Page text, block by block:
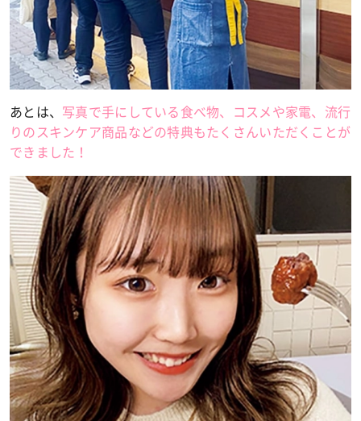
あとは、 写真で手にしている食べ物、コスメや家電、流行
りのスキンケア商品などの特典もたくさんいただくことが
できました！